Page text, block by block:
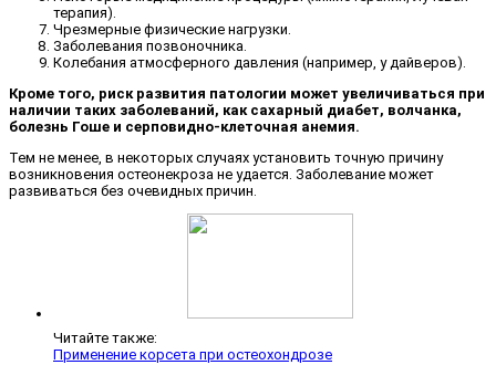
терапия).
Чрезмерные физические нагрузки.
Заболевания позвоночника.
Колебания атмосферного давления (например, у дайверов).
Кроме того, риск развития патологии может увеличиваться при
наличии таких заболеваний, как сахарный диабет, волчанка,
болезнь Гоше и серповидно-клеточная анемия.
Тем не менее, в некоторых случаях установить точную причину
возникновения остеонекроза не удается. Заболевание может
развиваться без очевидных причин.
Читайте также:
Применение корсета при остеохондрозе